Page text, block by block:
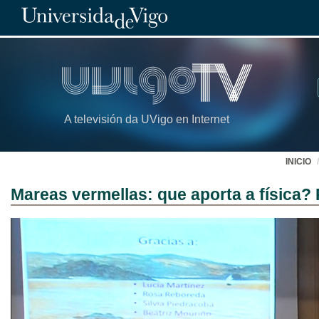
A televisión da UVigo en Internet
INICIO
Mareas vermellas: que aporta a física?